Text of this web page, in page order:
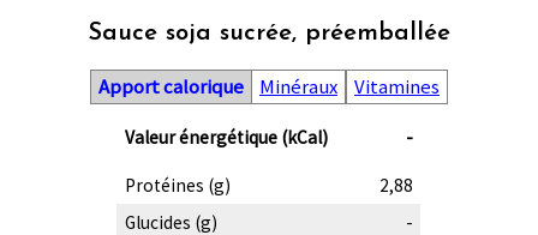
Sauce soja sucrée, préemballée
Apport calorique Minéraux Vitamines
Valeur énergétique (kCal) -
Protéines (g)
2,88
Glucides (g)
-